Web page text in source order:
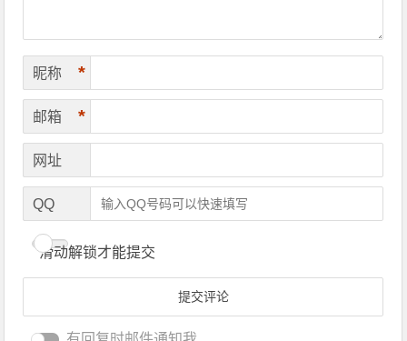
昵称 *
邮箱 *
网址
QQ
滑动解锁才能提交